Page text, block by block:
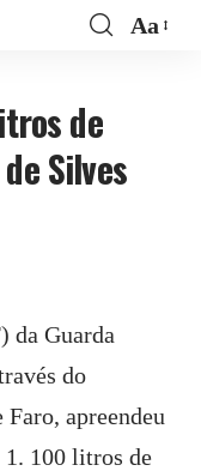
Aa
de
Silves
da Guarda
do
apreendeu
1. 100 litros de